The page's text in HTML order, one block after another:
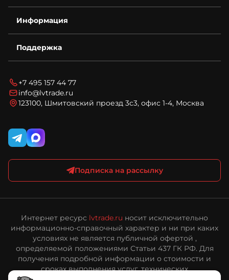
Контакты
Деталировки
Для бизнеса
Информация
Гарантия
Условия оплаты
Соглашение на обработку персональных данных
Политика конфиденциальности и обработки
персональных данных
Поддержка
Карта сайта
Подписка на рассылку
+7 495 157 44 77
info@lvtrade.ru
123100, Шмитовский проезд 3с3, офис 1-4, Москва
Интернет ресурс lvtrade.ru носит исключительно
информационно-справочный характер и ни при каких
условиях не является публичной офертой ,
определяемой положениями Статьи 437 ГК РФ. Для
получения подробной информации о стоимости и
сроках выполнения услуг, технических